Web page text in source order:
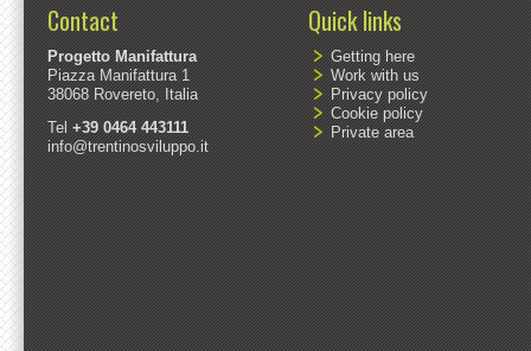
Quick links
Getting here
Work with us
Privacy policy
Cookie policy
Private area
Contact
Progetto Manifattura
Piazza Manifattura 1
38068 Rovereto, Italia
Tel +39 0464 443111
info@trentinosviluppo.it